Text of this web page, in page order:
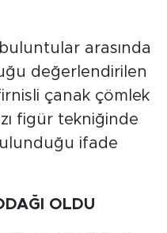
arasında
değerlendirilen
çanak çömlek
figür tekniğinde
ifade
OLDU